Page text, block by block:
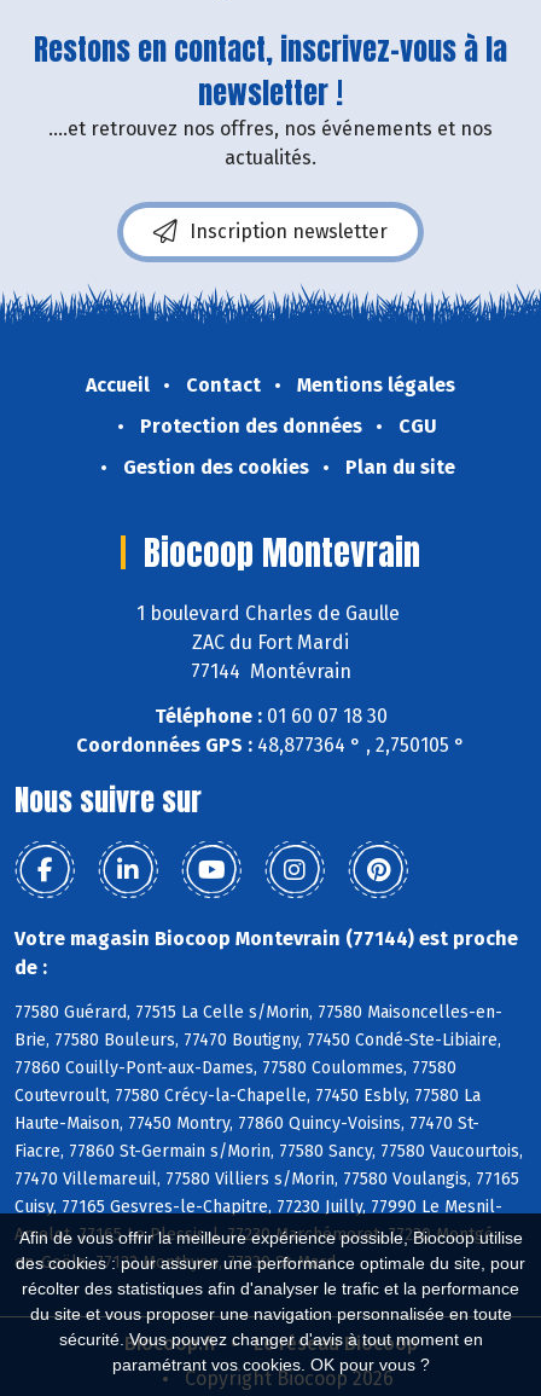
Afin de vous offrir la meilleure expérience possible, Biocoop utilise
des cookies : pour assurer une performance optimale du site, pour
récolter des statistiques afin d'analyser le trafic et la performance
du site et vous proposer une navigation personnalisée en toute
sécurité. Vous pouvez changer d'avis à tout moment en
paramétrant vos cookies. OK pour vous ?
Restons en contact, inscrivez-vous à la
newsletter !
....et retrouvez nos offres, nos événements et nos
actualités.
Inscription newsletter
Accueil Contact
Mentions légales
Protection des données
CGU
Gestion des cookies
Plan du site
Biocoop Montevrain
1 boulevard Charles de Gaulle
ZAC du Fort Mardi
77144 Montévrain
Téléphone :01 60 07 18 30
Coordonnées GPS : 48,877364 ° , 2,750105 °
Nous suivre sur
Votre magasin Biocoop Montevrain (77144) est proche
de :
77580 Guérard, 77515 La Celle s/Morin, 77580 Maisoncelles-en-
Brie, 77580 Bouleurs, 77470 Boutigny, 77450 Condé-Ste-Libiaire,
77860 Couilly-Pont-aux-Dames, 77580 Coulommes, 77580
Coutevroult, 77580 Crécy-la-Chapelle, 77450 Esbly, 77580 La
Haute-Maison, 77450 Montry, 77860 Quincy-Voisins, 77470 St-
Fiacre, 77860 St-Germain s/Morin, 77580 Sancy, 77580 Vaucourtois,
77470 Villemareuil, 77580 Villiers s/Morin, 77580 Voulangis, 77165
Cuisy, 77165 Gesvres-le-Chapitre, 77230 Juilly, 77990 Le Mesnil-
Amelot, 77165 Le Plessis-l, 77230 Marchémoret, 77230 Montgé-
en-Goële, 77122 Monthyon, 77230 St-Mard
Biocoop.fr
Le réseau Biocoop
Copyright Biocoop 2026